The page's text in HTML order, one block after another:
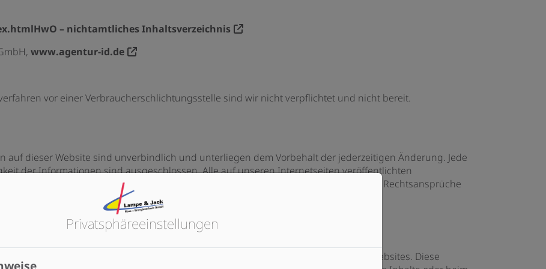
– nichtamtliches Inhaltsverzeichnis
www.agentur-id.de
vor einer Verbraucherschlichtungsstelle sind wir nicht verpflichtet und nicht bereit.
auf dieser Website sind unverbindlich und unterliegen dem Vorbehalt der jederzeitigen Änderung. Jede
der Informationen sind ausgeschlossen. Alle auf unseren Internetseiten veröffentlichten
und Gewissen erstellt. Trotzdem gelten diese als unverbindlich und bilden keinerlei Rechtsansprüche
Folgeschäden.
und Links
(z. B. eingebettete Tools oder Inhalte über iFrames) sowie Links zu externen Websites. Diese
Privatsphäre­einstellungen